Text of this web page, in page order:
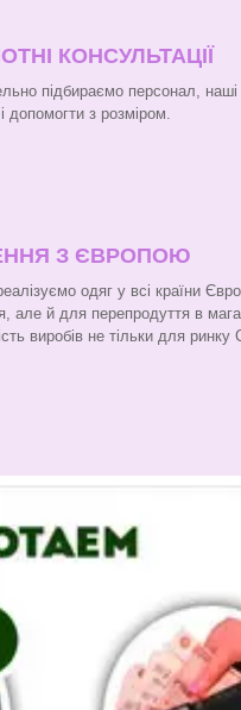
КОНСУЛЬТАЦІЇ
підбираємо персонал,
допомогти з розміром.
З ЄВРОПОЮ
одяг у всі країни
але й для перепродуття в
виробів не тільки для